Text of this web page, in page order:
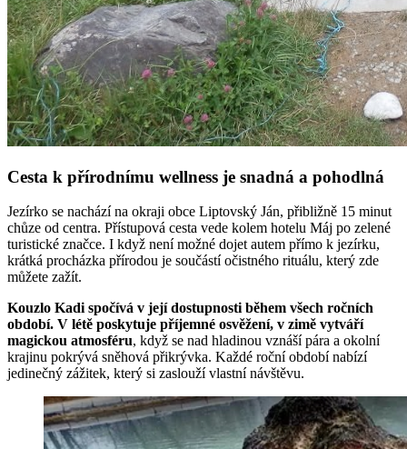
Cesta k přírodnímu wellness je snadná a pohodlná
Jezírko se nachází na okraji obce Liptovský Ján, přibližně 15 minut
chůze od centra. Přístupová cesta vede kolem hotelu Máj po zelené
turistické značce. I když není možné dojet autem přímo k jezírku,
krátká procházka přírodou je součástí očistného rituálu, který zde
můžete zažít.
Kouzlo Kadi spočívá v její dostupnosti během všech ročních
období. V létě poskytuje příjemné osvěžení, v zimě vytváří
magickou atmosféru, když se nad hladinou vznáší pára a okolní
krajinu pokrývá sněhová přikrývka. Každé roční období nabízí
jedinečný zážitek, který si zaslouží vlastní návštěvu.